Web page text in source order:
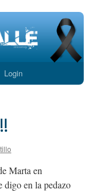
Login
tillo
Marta en
digo en la pedazo